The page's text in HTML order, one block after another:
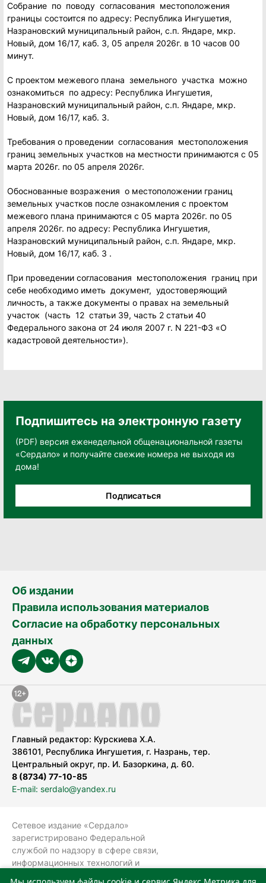
Собрание по поводу согласования местоположения
границы состоится по адресу: Республика Ингушетия,
Назрановский муниципальный район, с.п. Яндаре, мкр.
Новый, дом 16/17, каб. 3, 05 апреля 2026г. в 10 часов 00
минут.
С проектом межевого плана земельного участка можно
ознакомиться по адресу: Республика Ингушетия,
Назрановский муниципальный район, с.п. Яндаре, мкр.
Новый, дом 16/17, каб. 3.
Требования о проведении согласования местоположения
границ земельных участков на местности принимаются с 05
марта 2026г. по 05 апреля 2026г.
Обоснованные возражения о местоположении границ
земельных участков после ознакомления с проектом
межевого плана принимаются с 05 марта 2026г. по 05
апреля 2026г. по адресу: Республика Ингушетия,
Назрановский муниципальный район, с.п. Яндаре, мкр.
Новый, дом 16/17, каб. 3 .
При проведении согласования местоположения границ при
себе необходимо иметь документ, удостоверяющий
личность, а также документы о правах на земельный
участок (часть 12 статьи 39, часть 2 статьи 40
Федерального закона от 24 июля 2007 г. N 221-ФЗ «О
кадастровой деятельности»).
Подпишитесь на электронную газету
(PDF) версия еженедельной общенациональной газеты
«Сердало» и получайте свежие номера не выходя из
дома!
Подписаться
Об издании
Правила использования материалов
Согласие на обработку персональных
данных
Главный редактор: Курскиева Х.А.
386101, Республика Ингушетия, г. Назрань, тер.
Центральный округ, пр. И. Базоркина, д. 60.
8 (8734) 77-10-85
E-mail: serdalo@yandex.ru
Сетевое издание «Сердало»
зарегистрировано Федеральной
службой по надзору в сфере связи,
информационных технологий и